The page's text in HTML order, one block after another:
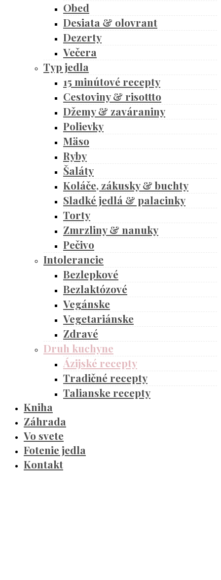
Obed
Desiata & olovrant
Dezerty
Večera
Typ jedla
15 minútové recepty
Cestoviny & risottto
Džemy & zaváraniny
Polievky
Mäso
Ryby
Šaláty
Koláče, zákusky & buchty
Sladké jedlá & palacinky
Torty
Zmrzliny & nanuky
Pečivo
Intolerancie
Bezlepkové
Bezlaktózové
Vegánske
Vegetariánske
Zdravé
Druh kuchyne
Ázijské recepty
Tradičné recepty
Talianske recepty
Kniha
Záhrada
Vo svete
Fotenie jedla
Kontakt